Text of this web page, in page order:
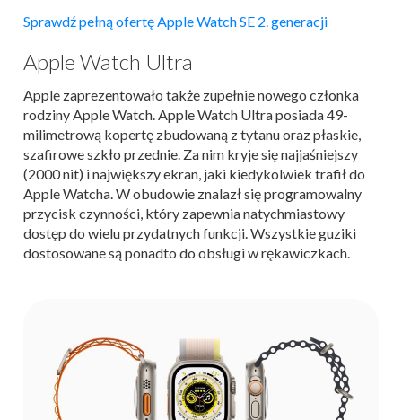
Sprawdź pełną ofertę Apple Watch SE 2. generacji
Apple Watch Ultra
Apple zaprezentowało także zupełnie nowego członka
rodziny Apple Watch. Apple Watch Ultra posiada 49-
milimetrową kopertę zbudowaną z tytanu oraz płaskie,
szafirowe szkło przednie. Za nim kryje się najjaśniejszy
(2000 nit) i największy ekran, jaki kiedykolwiek trafił do
Apple Watcha. W obudowie znalazł się programowalny
przycisk czynności, który zapewnia natychmiastowy
dostęp do wielu przydatnych funkcji. Wszystkie guziki
dostosowane są ponadto do obsługi w rękawiczkach.